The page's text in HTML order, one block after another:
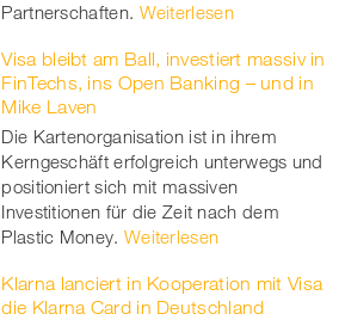
Partnerschaften. Weiterlesen
Visa bleibt am Ball, investiert massiv in
FinTechs, ins Open Banking – und in
Mike Laven
Die Kartenorganisation ist in ihrem
Kerngeschäft erfolgreich unterwegs und
positioniert sich mit massiven
Investitionen für die Zeit nach dem
Plastic Money. Weiterlesen
Klarna lanciert in Kooperation mit Visa
die Klarna Card in Deutschland